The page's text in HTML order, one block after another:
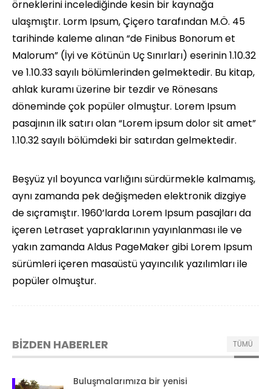
örneklerini incelediğinde kesin bir kaynağa
ulaşmıştır. Lorm Ipsum, Çiçero tarafından M.Ö. 45
tarihinde kaleme alınan “de Finibus Bonorum et
Malorum” (İyi ve Kötünün Uç Sınırları) eserinin 1.10.32
ve 1.10.33 sayılı bölümlerinden gelmektedir. Bu kitap,
ahlak kuramı üzerine bir tezdir ve Rönesans
döneminde çok popüler olmuştur. Lorem Ipsum
pasajının ilk satırı olan “Lorem ipsum dolor sit amet”
1.10.32 sayılı bölümdeki bir satırdan gelmektedir.
Beşyüz yıl boyunca varlığını sürdürmekle kalmamış,
aynı zamanda pek değişmeden elektronik dizgiye
de sıçramıştır. 1960’larda Lorem Ipsum pasajları da
içeren Letraset yapraklarının yayınlanması ile ve
yakın zamanda Aldus PageMaker gibi Lorem Ipsum
sürümleri içeren masaüstü yayıncılık yazılımları ile
popüler olmuştur.
BİZDEN HABERLER TÜMÜ
Buluşmalarımıza bir yenisi